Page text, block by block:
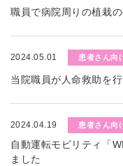
職員で病院周りの植栽
2024.05.01 患者さん向
当院職員が人命救助を
2024.04.19 患者さん向
自動運転モビリティ「
ました